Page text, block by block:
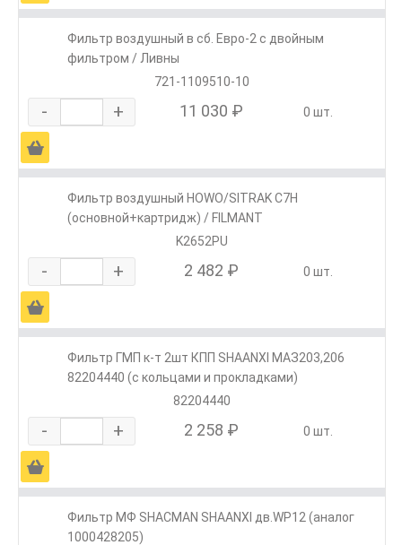
Фильтр воздушный в сб. Евро-2 с двойным
фильтром / Ливны
721-1109510-10
- + 11 030 ₽ 0 шт.
Ä
Фильтр воздушный HOWO/SITRAK C7H
(основной+картридж) / FILMANT
K2652PU
- + 2 482 ₽ 0 шт.
Ä
Фильтр ГМП к-т 2шт КПП SHAANXI МАЗ203,206
82204440 (с кольцами и прокладками)
82204440
- + 2 258 ₽ 0 шт.
Ä
Фильтр МФ SHACMAN SHAANXI дв.WP12 (аналог
1000428205)